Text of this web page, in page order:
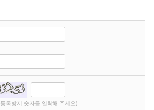
록방지 숫자를 입력해 주세요)